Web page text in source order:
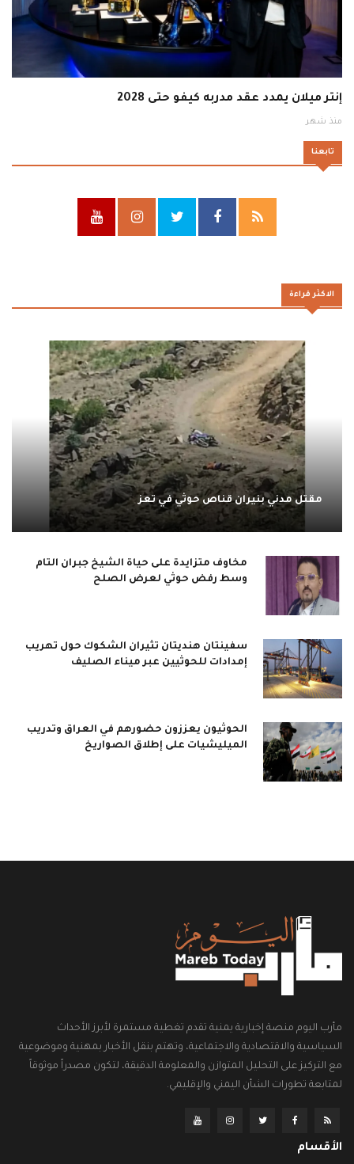
إنتر ميلان يمدد عقد مدربه كيفو حتى 2028
منذ شهر
تابعنا
الاكثر قراءة
مقتل مدني بنيران قناص حوثي في تعز
مخاوف متزايدة على حياة الشيخ جبران التام
وسط رفض حوثي لعرض الصلح
سفينتان هنديتان تثيران الشكوك حول تهريب
إمدادات للحوثيين عبر ميناء الصليف
الحوثيون يعززون حضورهم في العراق وتدريب
الميليشيات على إطلاق الصواريخ
مأرب اليوم منصة إخبارية يمنية تقدم تغطية مستمرة لأبرز الأحداث
السياسية والاقتصادية والاجتماعية، وتهتم بنقل الأخبار بمهنية وموضوعية
مع التركيز على التحليل المتوازن والمعلومة الدقيقة، لتكون مصدراً موثوقاً
لمتابعة تطورات الشأن اليمني والإقليمي.
الأقسام